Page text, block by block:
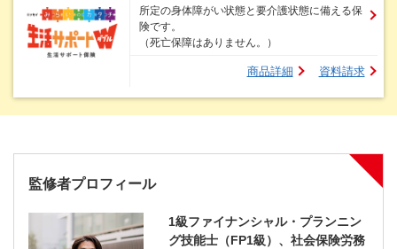
所定の身体障がい状態と要介護状態に備える保
険です。
（死亡保障はありません。）
商品詳細 資料請求
監修者プロフィール
1級ファイナンシャル・プランニン
グ技能士（FP1級）、社会保険労務